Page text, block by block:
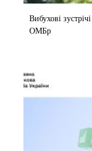
Вибухові
ОМБр